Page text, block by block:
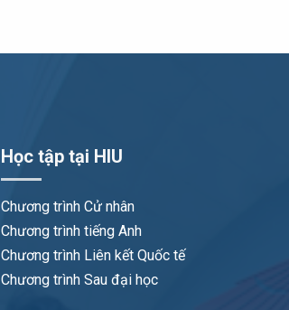
Học tập tại HIU
Chương trình Cử nhân
Chương trình tiếng Anh
Chương trình Liên kết Quốc tế
Chương trình Sau đại học